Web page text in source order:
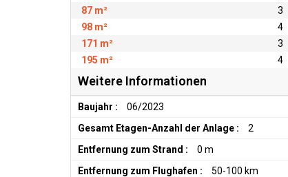
87 m²
3
98 m²
4
171 m²
3
195 m²
4
Weitere Informationen
Baujahr :
06/2023
Gesamt Etagen-Anzahl der Anlage :
2
Entfernung zum Strand :
0 m
Entfernung zum Flughafen :
50-100 km